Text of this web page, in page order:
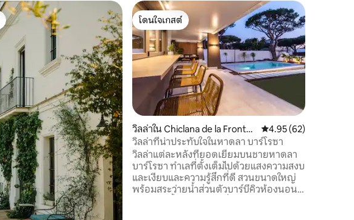
โดนใจเกสต์
โดนใจเกสต์
วิลล่าใน Chiclana de la Fronter
a
คะแนนเฉลี่ย 4.95 จาก
4.95 (62)
วิลล่าที่น่าประทับใจในหาดลา บาร์โรซา
วิลล่าแต่ละหลังที่ยอดเยี่ยมบนชายหาดลา
บาร์โรซา ทำเลที่ตั้งเต็มไปด้วยแสงความสงบ
และเงียบและความรู้สึกที่ดี สวนขนาดใหญ่
พร้อมสระว่ายน้ำส่วนตัวบาร์บีคิวห้องนอน 3